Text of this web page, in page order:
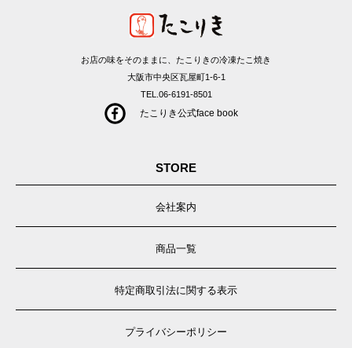
お店の味をそのままに、たこりきの冷凍たこ焼き
大阪市中央区瓦屋町1-6-1
TEL.06-6191-8501
たこりき公式face book
STORE
会社案内
商品一覧
特定商取引法に関する表示
プライバシーポリシー